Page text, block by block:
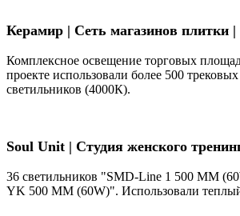
Керамир | Сеть магазинов плитки
Комплексное освещение торговых
проекте использовали более 500
светильников (4000К).
Soul Unit | Студия женского
36 светильников "SMD-Line 1 500 ММ
YK 500 ММ (60W)". Использовали